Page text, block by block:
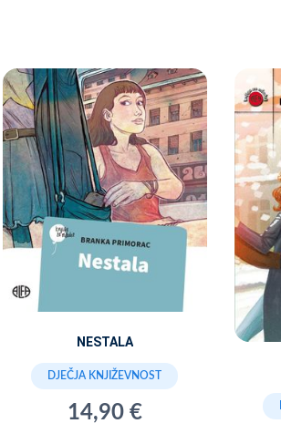
NESTALA
DJEČJA KNJIŽEVNOST
14,90 €